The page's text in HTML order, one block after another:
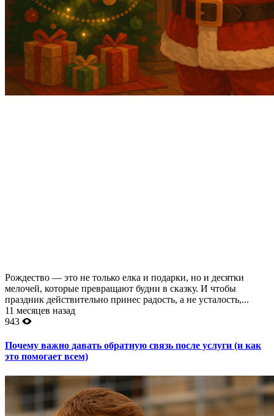
Рождество — это не только елка и подарки, но и десятки
мелочей, которые превращают будни в сказку. И чтобы
праздник действительно принес радость, а не усталость,...
11 месяцев назад
943
Почему важно давать обратную связь после услуги (и как
это помогает всем)